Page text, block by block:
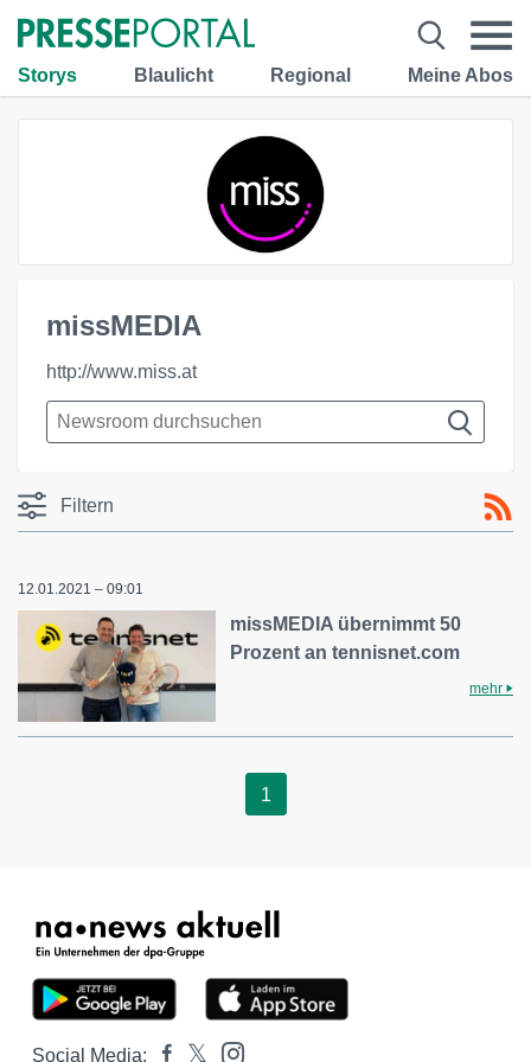
Storys Blaulicht Regional Meine Abos
missMEDIA
http://www.miss.at
Filtern
12.01.2021 – 09:01
missMEDIA übernimmt 50
Prozent an tennisnet.com
mehr
1
Social Media: